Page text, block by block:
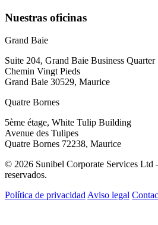
Nuestras oficinas
Grand Baie
Suite 204, Grand Baie Business Quarter
Chemin Vingt Pieds
Grand Baie 30529, Maurice
Quatre Bornes
5ème étage, White Tulip Building
Avenue des Tulipes
Quatre Bornes 72238, Maurice
© 2026 Sunibel Corporate Services Ltd
reservados.
Política de privacidad Aviso legal